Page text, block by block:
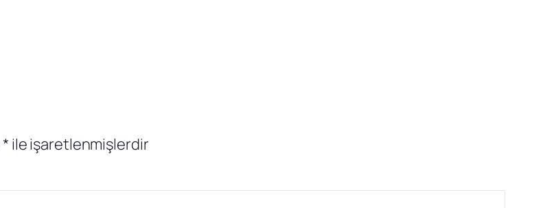
* ile işaretlenmişlerdir